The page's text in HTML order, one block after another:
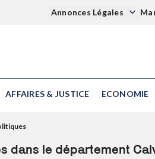
Annonces Légales
AFFAIRES & JUSTICE ECONOMIE
dans le département